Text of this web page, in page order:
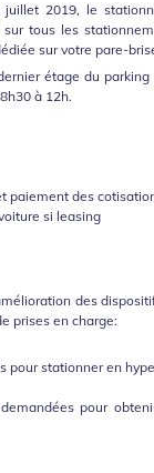
2019, le
tous les
sur votre pare-
étage du
à 12h.
paiement des
si leasing
des
prises en charge:
pour stationner en
pour